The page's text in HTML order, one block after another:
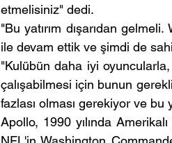
etmelisiniz" dedi.
"Bu yatırım dışarıdan
ile devam ettik ve şimdi de
"Kulübün daha iyi
çalışabilmesi için bunun
fazlası olması gerekiyor ve bu
Apollo, 1990 yılında